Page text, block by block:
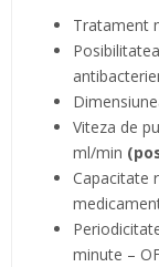
Tratament
Viteza de
ml/min
Capacitate
minute –